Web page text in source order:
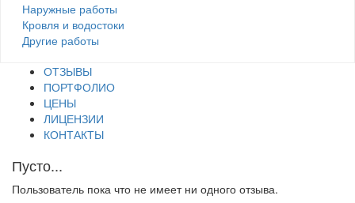
Наружные работы
Кровля и водостоки
Другие работы
ОТЗЫВЫ
ПОРТФОЛИО
ЦЕНЫ
ЛИЦЕНЗИИ
КОНТАКТЫ
Пусто...
Пользователь пока что не имеет ни одного отзыва.